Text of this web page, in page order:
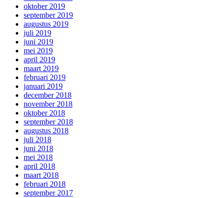
oktober 2019
september 2019
augustus 2019
juli 2019
juni 2019
mei 2019
april 2019
maart 2019
februari 2019
januari 2019
december 2018
november 2018
oktober 2018
september 2018
augustus 2018
juli 2018
juni 2018
mei 2018
april 2018
maart 2018
februari 2018
september 2017